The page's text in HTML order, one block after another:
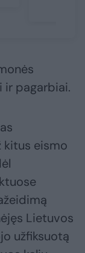
ir pagarbiai.
kitus eismo
Lietuvos
užfiksuotą